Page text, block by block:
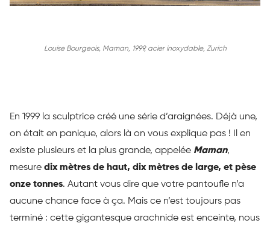
Louise Bourgeois, Maman, 1999, acier inoxydable, Zurich
En 1999 la sculptrice créé une série d’araignées. Déjà une,
on était en panique, alors là on vous explique pas ! Il en
existe plusieurs et la plus grande, appelée Maman,
mesure dix mètres de haut, dix mètres de large, et pèse
onze tonnes. Autant vous dire que votre pantoufle n’a
aucune chance face à ça. Mais ce n’est toujours pas
terminé : cette gigantesque arachnide est enceinte, nous